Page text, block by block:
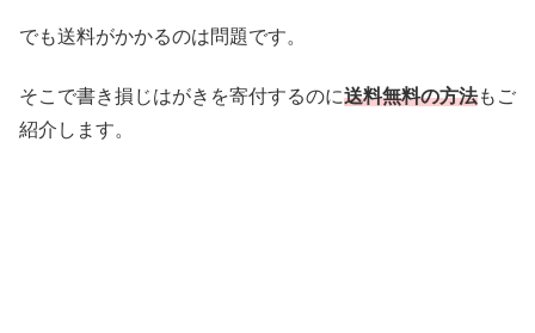
でも送料がかかるのは問題です。
そこで書き損じはがきを寄付するのに送料無料の方法もご
紹介します。